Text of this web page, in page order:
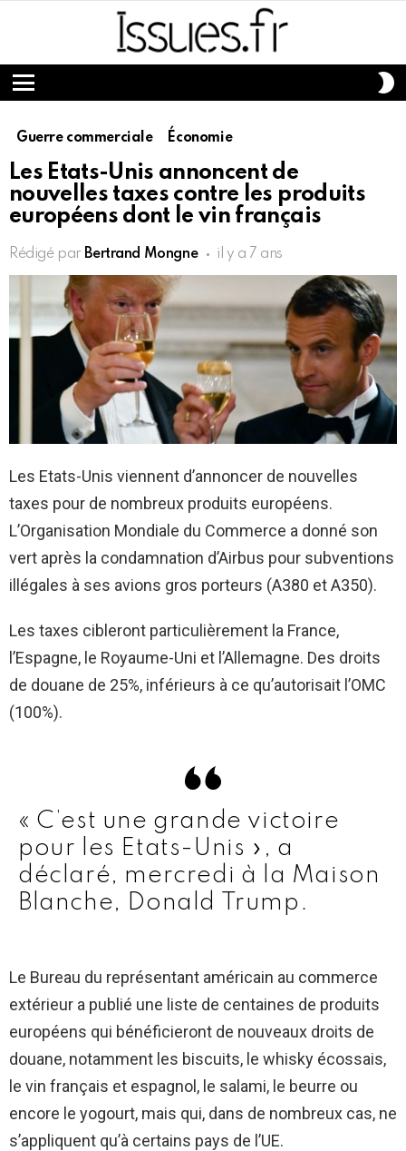
Menu
Guerre commerciale Économie
Les Etats-Unis annoncent de
nouvelles taxes contre les produits
européens dont le vin français
Rédigé par Bertrand Mongne il y a 7 ans
Les Etats-Unis viennent d’annoncer de nouvelles
taxes pour de nombreux produits européens.
L’Organisation Mondiale du Commerce a donné son
vert après la condamnation d’Airbus pour subventions
illégales à ses avions gros porteurs (A380 et A350).
Les taxes cibleront particulièrement la France,
l’Espagne, le Royaume-Uni et l’Allemagne. Des droits
de douane de 25%, inférieurs à ce qu’autorisait l’OMC
(100%).
« C’est une grande victoire
pour les Etats-Unis », a
déclaré, mercredi à la Maison
Blanche, Donald Trump.
Le Bureau du représentant américain au commerce
extérieur a publié une liste de centaines de produits
européens qui bénéficieront de nouveaux droits de
douane, notamment les biscuits, le whisky écossais,
le vin français et espagnol, le salami, le beurre ou
encore le yogourt, mais qui, dans de nombreux cas, ne
s’appliquent qu’à certains pays de l’UE.